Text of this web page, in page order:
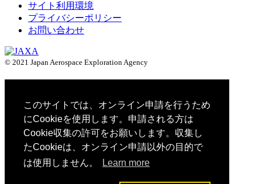
このサイトでは、オンライン申請を行うため
にCookieを使用します。申請される方は
Cookie収集の許可をお願いします。収集し
たCookieは、オンライン申請以外の目的で
は使用しません。
Learn more
サイト利用環境
プライバシーポリシー
お問い合わせ
© 2021 Japan Aerospace Exploration Agency